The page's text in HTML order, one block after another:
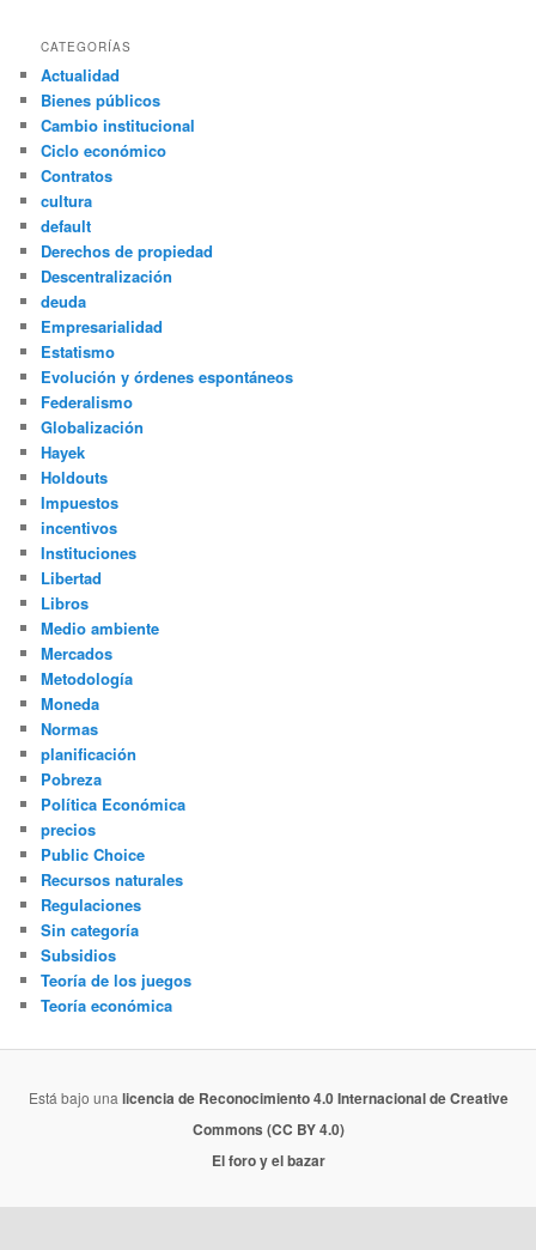
CATEGORÍAS
Actualidad
Bienes públicos
Cambio institucional
Ciclo económico
Contratos
cultura
default
Derechos de propiedad
Descentralización
deuda
Empresarialidad
Estatismo
Evolución y órdenes espontáneos
Federalismo
Globalización
Hayek
Holdouts
Impuestos
incentivos
Instituciones
Libertad
Libros
Medio ambiente
Mercados
Metodología
Moneda
Normas
planificación
Pobreza
Política Económica
precios
Public Choice
Recursos naturales
Regulaciones
Sin categoría
Subsidios
Teoría de los juegos
Teoría económica
Está bajo una licencia de Reconocimiento 4.0 Internacional de Creative
Commons (CC BY 4.0)
El foro y el bazar